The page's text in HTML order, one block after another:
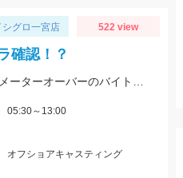
シグロ一宮店 522 view
確認！？
05:30～13:00
オフショアキャスティング